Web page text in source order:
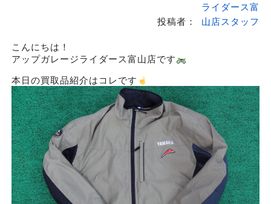
投稿者：
ライダース富
山店スタッフ
こんにちは！
アップガレージライダース富山店です
本日の買取品紹介はコレです